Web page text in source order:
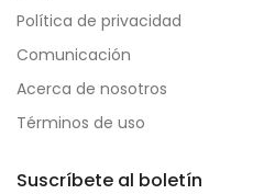
Política de privacidad
Comunicación
Acerca de nosotros
Términos de uso
Suscríbete al boletín